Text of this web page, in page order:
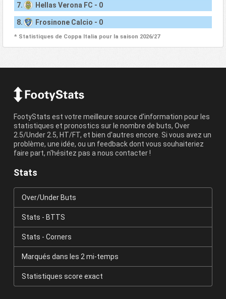
7. Hellas Verona FC - 0
8. Frosinone Calcio - 0
* Statistiques de Coppa Italia pour la saison 2026/27
FootyStats est votre meilleure source d'information pour les
statistiques et pronostics sur le nombre de buts, Over
2.5/Under 2.5, HT/FT, et bien d'autres encore. Si vous avez un
problème, une idée, ou un feedback dont vous souhaiteriez
faire part, n'hésitez pas a nous contacter !
Stats
Over/Under Buts
Stats - BTTS
Stats - Corners
Marqués dans les 2 mi-temps
Statistiques score exact